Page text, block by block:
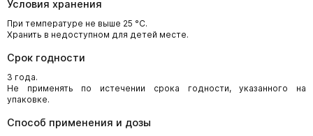
Условия хранения
При температуре не выше 25 °С.
Хранить в недоступном для детей месте.
Срок годности
3 года.
Не применять по истечении срока годности, указанного на
упаковке.
Способ применения и дозы